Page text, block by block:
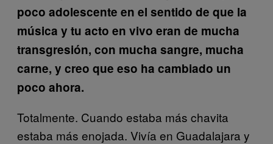
poco adolescente en el sentido de que la
música y tu acto en vivo eran de mucha
transgresión, con mucha sangre, mucha
carne, y creo que eso ha cambiado un
poco ahora.
Totalmente. Cuando estaba más chavita
estaba más enojada. Vivía en Guadalajara y